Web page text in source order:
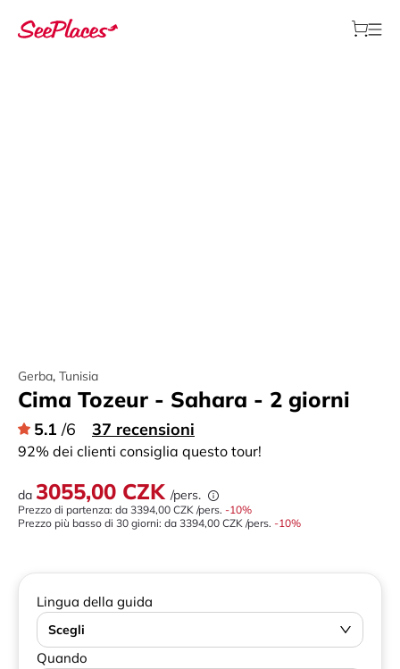
Gerba, Tunisia
Cima Tozeur - Sahara - 2 giorni
5.1 /6 37 recensioni
92% dei clienti consiglia questo tour!
da 3055,00 CZK /pers.
Prezzo di partenza: da 3394,00 CZK /pers. -10%
Prezzo più basso di 30 giorni: da 3394,00 CZK /pers. -10%
Lingua della guida
Scegli
Quando